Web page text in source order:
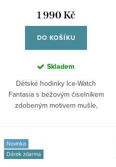
1 990 Kč
DO KOŠÍKU
Skladem
Dětské hodinky Ice-Watch
Fantasia s béžovým číselníkem
zdobeným motivem mušle,
Novinka
Dárek zdarma